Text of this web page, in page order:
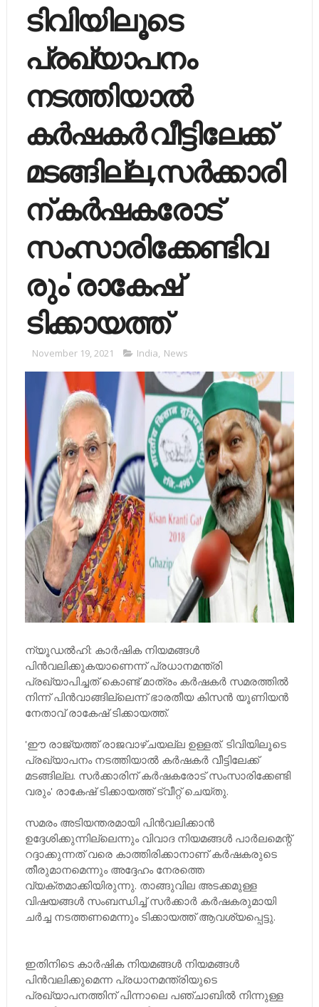
ടിവിയിലൂടെ
പ്രഖ്യാപനം
നടത്തിയാല്‍
കര്‍ഷകര്‍ വീട്ടിലേക്ക്
മടങ്ങില്ല,സര്‍ക്കാരി
ന് കര്‍ഷകരോട്
സംസാരിക്കേണ്ടിവ
രും' രാകേഷ്
ടിക്കായത്ത്
November 19, 2021 India, News
ന്യൂഡല്‍ഹി: കാര്‍ഷിക നിയമങ്ങള്‍
പിന്‍വലിക്കുകയാണെന്ന് പ്രധാനമന്ത്രി
പ്രഖ്യാപിച്ചത് കൊണ്ട് മാത്രം കര്‍ഷകര്‍ സമരത്തില്‍
നിന്ന് പിന്‍വാങ്ങില്ലെന്ന് ഭാരതീയ കിസന്‍ യൂണിയന്‍
നേതാവ് രാകേഷ് ടിക്കായത്ത്.
'ഈ രാജ്യത്ത് രാജവാഴ്ചയല്ല ഉള്ളത്. ടിവിയിലൂടെ
പ്രഖ്യാപനം നടത്തിയാല്‍ കര്‍ഷകര്‍ വീട്ടിലേക്ക്
മടങ്ങില്ല. സര്‍ക്കാരിന് കര്‍ഷകരോട് സംസാരിക്കേണ്ടി
വരും' രാകേഷ് ടിക്കായത്ത് ട്വീറ്റ് ചെയ്തു.
സമരം അടിയന്തരമായി പിന്‍വലിക്കാന്‍
ഉദ്ദേശിക്കുന്നില്ലെന്നും വിവാദ നിയമങ്ങള്‍ പാര്‍ലമെന്റ്
റദ്ദാക്കുന്നത് വരെ കാത്തിരിക്കാനാണ് കര്‍ഷകരുടെ
തീരുമാനമെന്നും അദ്ദേഹം നേരത്തെ
വ്യക്തമാക്കിയിരുന്നു. താങ്ങുവില അടക്കമുള്ള
വിഷയങ്ങള്‍ സംബന്ധിച്ച് സര്‍ക്കാര്‍ കര്‍ഷകരുമായി
ചര്‍ച്ച നടത്തണമെന്നും ടിക്കായത്ത് ആവശ്യപ്പെട്ടു.
ഇതിനിടെ കാര്‍ഷിക നിയമങ്ങള്‍ നിയമങ്ങള്‍
പിന്‍വലിക്കുമെന്ന പ്രധാനമന്ത്രിയുടെ
പ്രഖ്യാപനത്തിന് പിന്നാലെ പഞ്ചാബില്‍ നിന്നുള്ള